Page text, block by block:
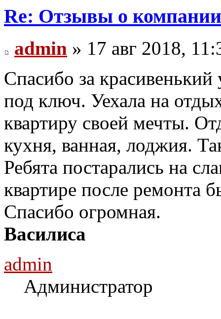
Re: Отзывы о компании
admin » 17 авг 2018,
Спасибо за
под ключ. Уехала на
квартиру своей мечты.
кухня, ванная, лоджия.
Ребята постарались на
квартире после ремонта
Спасибо огромная.
Василиса
admin
Администратор